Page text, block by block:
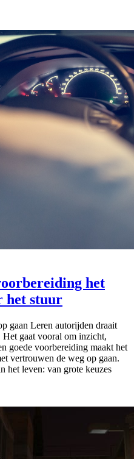
het
het stuur
gaan Leren autorijden draait
Het gaat vooral om inzicht,
goede voorbereiding maakt het
vertrouwen de weg op gaan.
het leven: van grote keuzes